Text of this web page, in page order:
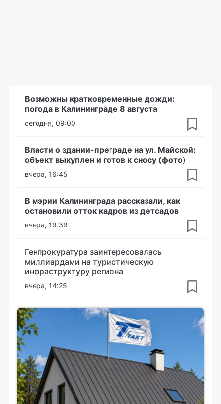
Возможны кратковременные дожди:
погода в Калининграде 8 августа
сегодня, 09:00
Власти о здании-преграде на ул. Майской:
объект выкуплен и готов к сносу (фото)
вчера, 16:45
В мэрии Калининграда рассказали, как
остановили отток кадров из детсадов
вчера, 19:39
Генпрокуратура заинтересовалась
миллиардами на туристическую
инфраструктуру региона
вчера, 14:25